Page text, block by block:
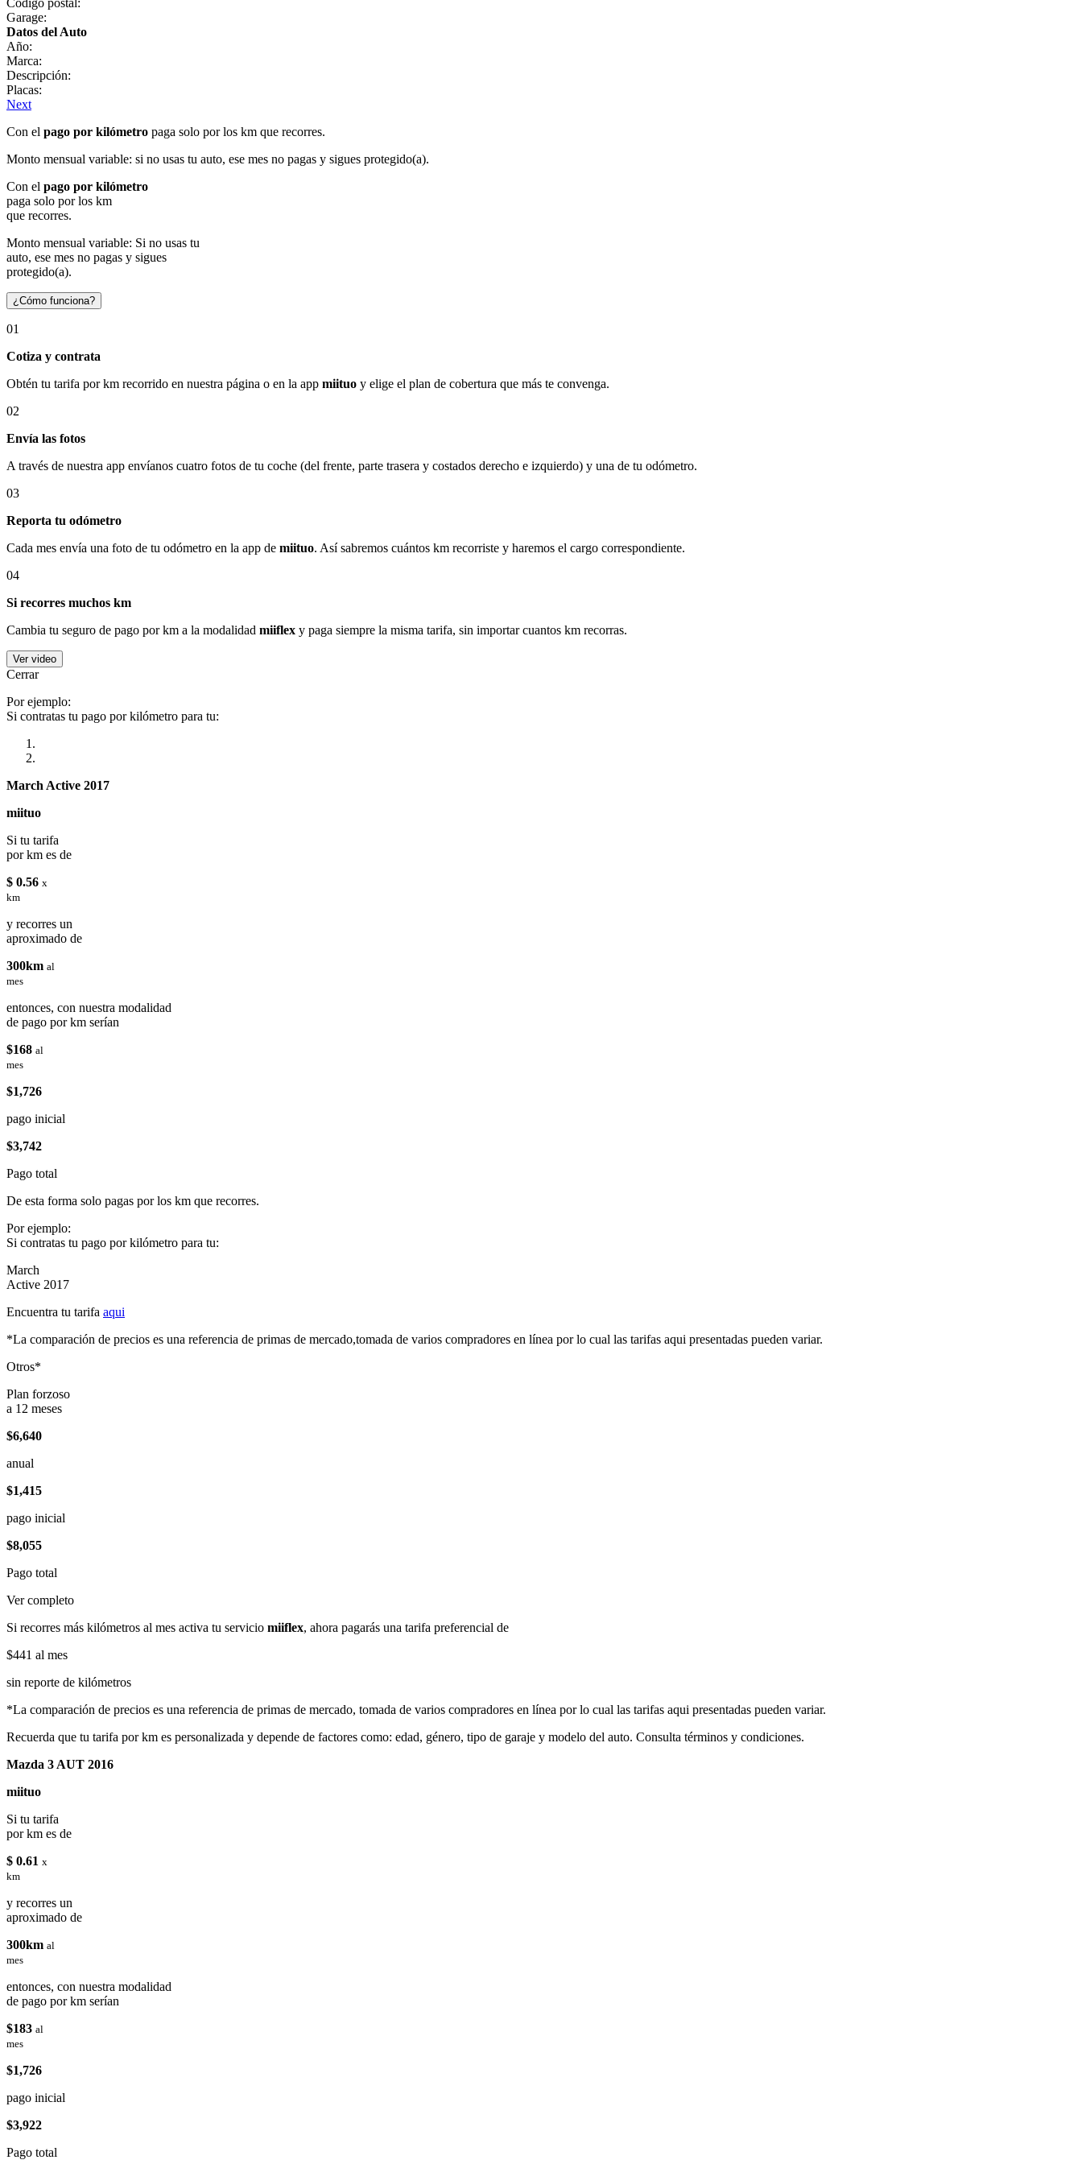
Garage:
Datos del Auto
Año:
Marca:
Descripción:
Placas:
Next
Con el pago por kilómetro paga solo por los km que recorres.
Monto mensual variable: si no usas tu auto, ese mes no pagas y sigues protegido(a).
Con el pago por kilómetro
paga solo por los km
que recorres.
Monto mensual variable: Si no usas tu
auto, ese mes no pagas y sigues
protegido(a).
¿Cómo funciona?
01
Cotiza y contrata
Obtén tu tarifa por km recorrido en nuestra página o en la app miituo y elige el plan de cobertura que más te convenga.
02
Envía las fotos
A través de nuestra app envíanos cuatro fotos de tu coche (del frente, parte trasera y costados derecho e izquierdo) y una de tu odómetro.
03
Reporta tu odómetro
Cada mes envía una foto de tu odómetro en la app de miituo. Así sabremos cuántos km recorriste y haremos el cargo correspondiente.
04
Si recorres muchos km
Cambia tu seguro de pago por km a la modalidad miiflex y paga siempre la misma tarifa, sin importar cuantos km recorras.
Ver video
Cerrar
Por ejemplo:
Si contratas tu pago por kilómetro para tu:
March Active 2017
miituo
Si tu tarifa
por km es de
$ 0.56 x
km
y recorres un
aproximado de
300km al
mes
entonces, con nuestra modalidad
de pago por km serían
$168 al
mes
$1,726
pago inicial
$3,742
Pago total
De esta forma solo pagas por los km que recorres.
Por ejemplo:
Si contratas tu pago por kilómetro para tu:
March
Active 2017
Encuentra tu tarifa aqui
*La comparación de precios es una referencia de primas de mercado,tomada de varios compradores en línea por lo cual las tarifas aqui presentadas pueden variar.
Otros*
Plan forzoso
a 12 meses
$6,640
anual
$1,415
pago inicial
$8,055
Pago total
Ver completo
Si recorres más kilómetros al mes activa tu servicio miiflex, ahora pagarás una tarifa preferencial de
$441 al mes
sin reporte de kilómetros
*La comparación de precios es una referencia de primas de mercado, tomada de varios compradores en línea por lo cual las tarifas aqui presentadas pueden variar.
Recuerda que tu tarifa por km es personalizada y depende de factores como: edad, género, tipo de garaje y modelo del auto. Consulta términos y condiciones.
Mazda 3 AUT 2016
miituo
Si tu tarifa
por km es de
$ 0.61 x
km
y recorres un
aproximado de
300km al
mes
entonces, con nuestra modalidad
de pago por km serían
$183 al
mes
$1,726
pago inicial
$3,922
Pago total